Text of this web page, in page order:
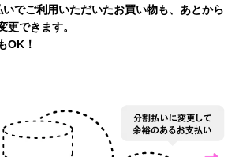
でご利用いただいたお買い物も、あとから
更できます。
OK！